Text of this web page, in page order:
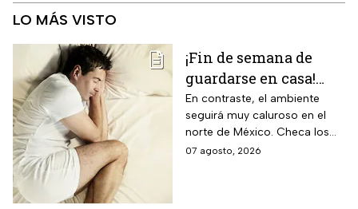
LO MÁS VISTO
¡Fin de semana de
guardarse en casa!
Monzón mexicano
dejará lluvias
intensas en estos
estados; así estará el
En contraste, el ambiente
seguirá muy caluroso en el
norte de México. Checa los
detalles y toma precauciones.
07 agosto, 2026